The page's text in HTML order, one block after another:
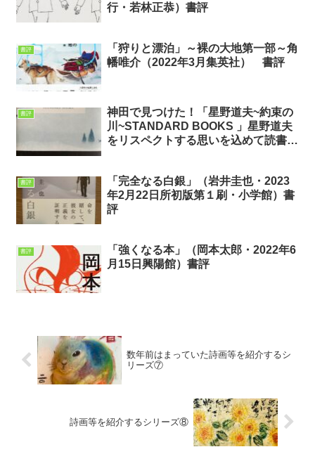
行・若林正恭）書評
書評
「狩りと漂泊」～裸の大地第一部～角
幡唯介（2022年3月集英社） 書評
書評
神田で見つけた！「星野道夫~約束の
川~STANDARD BOOKS 」星野道夫
をリスペクトする思いを込めて読書ア
書評
「完全なる白銀」（岩井圭也・2023
年2月22日所初版第１刷・小学館）書
評
書評
「強くなる本」（岡本太郎・2022年6
月15日興陽館）書評
数年前はまっていた詩画等を紹介するシ
リーズ⑦
詩画等を紹介するシリーズ⑧